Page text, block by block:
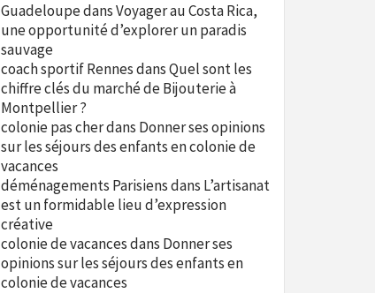
GuadeloupedansVoyager au Costa Rica,
une opportunité d’explorer un paradis
sauvage
coach sportif RennesdansQuel sont les
chiffre clés du marché de Bijouterie à
Montpellier ?
colonie pas cherdans Donner ses opinions
sur les séjours des enfants en colonie de
vacances
déménagements Parisiensdans L’artisanat
est un formidable lieu d’expression
créative
colonie de vacancesdans Donner ses
opinions sur les séjours des enfants en
colonie de vacances